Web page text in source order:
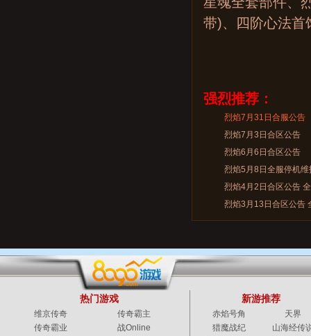
带)、四阶心法首
强烈推荐：
烈焰7月31日合服公告
烈焰7月3日合区公告
烈焰6月6日合区公告
烈焰5月8日全服停机维
烈焰4月2日合区公告
烈焰3月13日合区公告
热门游戏
维京传奇
传奇霸主
传奇霸业
战Online
新游推荐
赤焰号角
天界
猎魔战纪
山海经传